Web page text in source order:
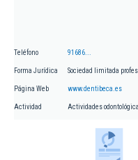
Teléfono 91686...
Forma Jurídica Sociedad limitada
Página Web www.dentibeca.es
Actividad Actividades